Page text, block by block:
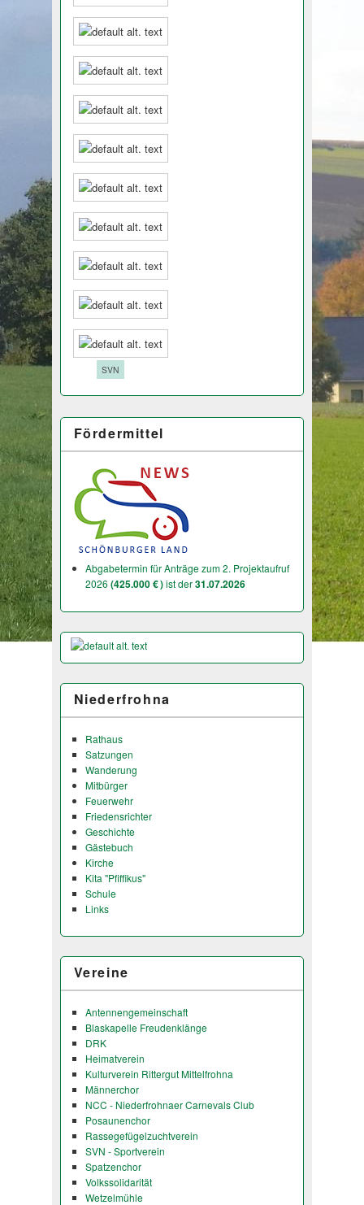
SVN
Fördermittel
Abgabetermin für Anträge zum 2. Projektaufruf
2026 (425.000 € )ist der31.07.2026
Niederfrohna
Rathaus
Satzungen
Wanderung
Mitbürger
Feuerwehr
Friedensrichter
Geschichte
Gästebuch
Kirche
Kita "Pfiffikus"
Schule
Links
Vereine
Antennengemeinschaft
Blaskapelle Freudenklänge
DRK
Heimatverein
Kulturverein Rittergut Mittelfrohna
Männerchor
NCC - Niederfrohnaer Carnevals Club
Posaunenchor
Rassegefügelzuchtverein
SVN - Sportverein
Spatzenchor
Volkssolidarität
Wetzelmühle